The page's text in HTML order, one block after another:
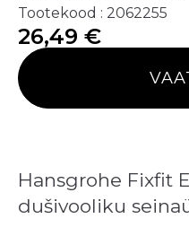
Tootekood : 2062255
26,49 €
Hansgrohe Fixfit
dušivooliku